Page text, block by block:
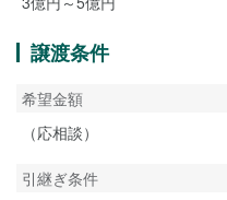
譲渡条件
希望金額
（応相談）
引継ぎ条件